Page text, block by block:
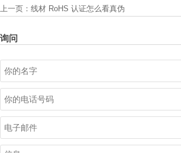
上一页： 线材 RoHS 认证怎么看真伪
询问